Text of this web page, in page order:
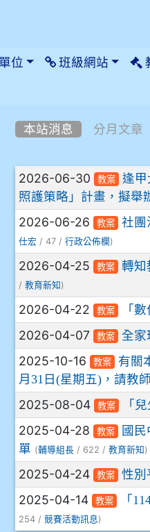
位 班級網站
本站消息 分月文章
文章列表
2026-06-30 教案
逢甲
照護策略」計畫，擬舉
2026-06-26 教案 社團
仕宏 / 47 / 行政公佈欄 )
2026-04-25 教案 轉知
/ 教育新知 )
2026-04-22 教案 「
2026-04-07 教案 全家
2025-10-16 教案
有關
月31日(星期五)，請教
2025-08-04 教案 「
2025-04-28 教案
國
單 (輔導組長/ 622 / 教育新知 )
2025-04-24 教案 性別
2025-04-14 教案 「
254 / 競賽活動訊息 )